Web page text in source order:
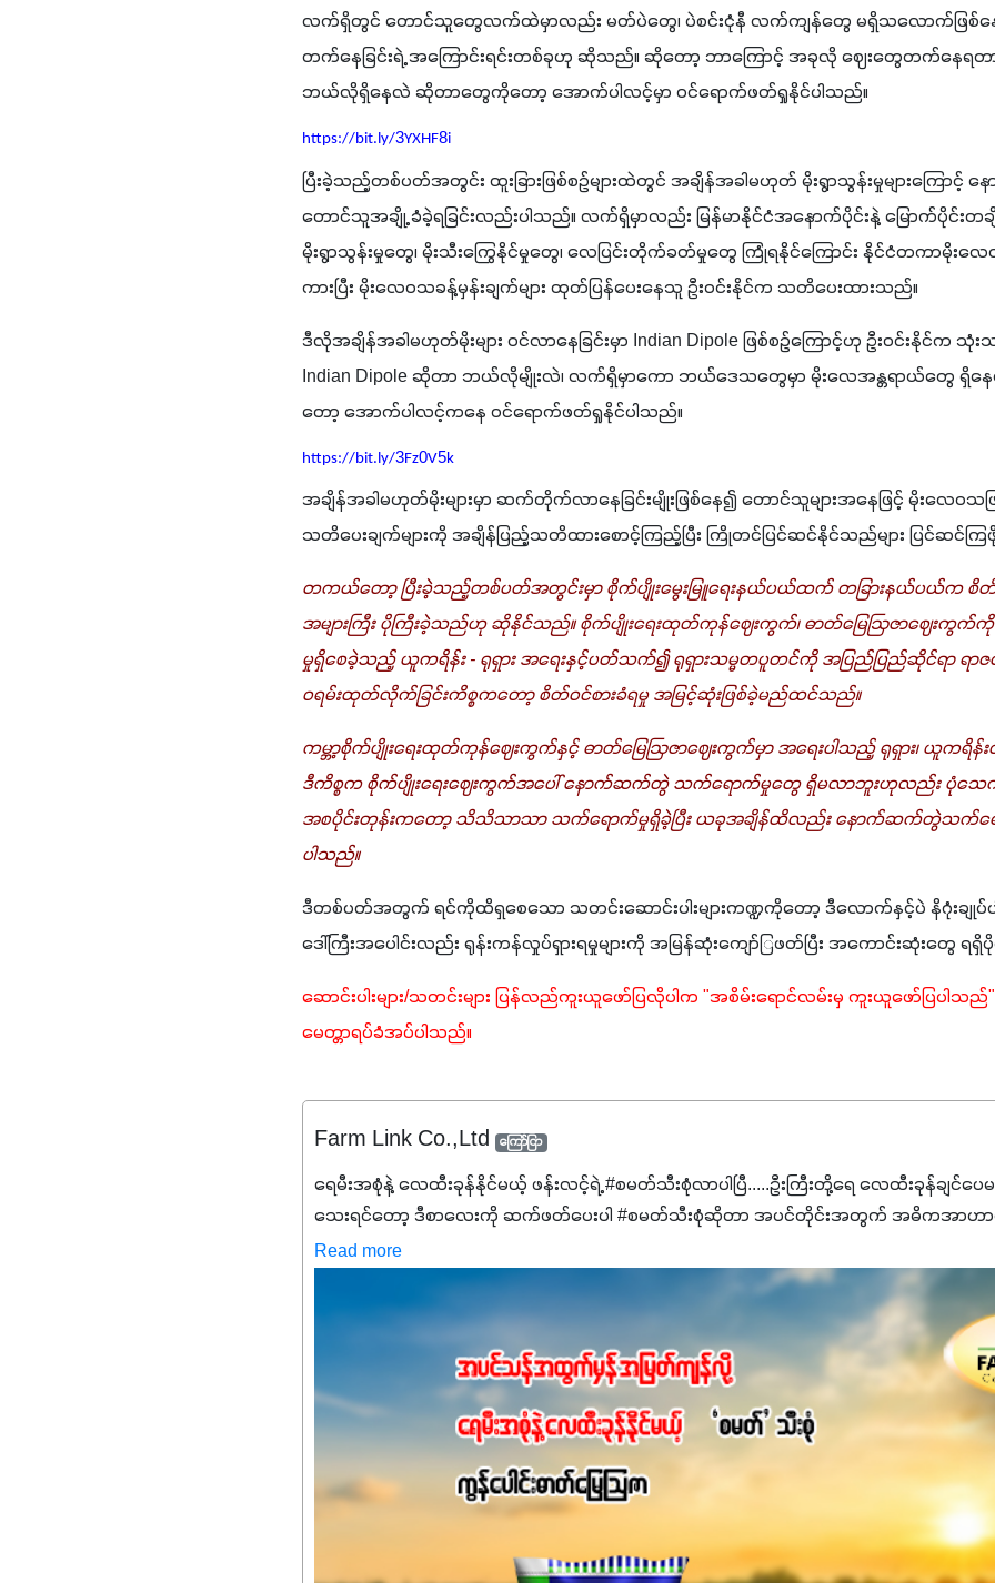
လက်ရှိတွင် တောင်သူတွေလက်ထဲမှာလည်း မတ်ပဲတွေ၊ ပဲစင်းငုံနီ လက်ကျန်တွေ မရှိသလောက်ဖြစ်
တက်နေခြင်းရဲ့ အကြောင်းရင်းတစ်ခုဟု ဆိုသည်။ ဆိုတော့ ဘာကြောင့် အခုလို ဈေးတွေတက်နေရ
ဘယ်လိုရှိနေလဲ ဆိုတာတွေကိုတော့ အောက်ပါလင့်မှာ ဝင်ရောက်ဖတ်ရှုနိုင်ပါသည်။
https://bit.ly/3YXHF8i
ပြီးခဲ့သည့်တစ်ပတ်အတွင်း ထူးခြားဖြစ်စဉ်များထဲတွင် အချိန်အခါမဟုတ် မိုးရွာသွန်းမှုများကြောင့်
တောင်သူအချို့ ခံခဲ့ရခြင်းလည်းပါသည်။ လက်ရှိမှာလည်း မြန်မာနိုင်ငံအနောက်ပိုင်းနဲ့ မြောက်ပိုင်းတ
မိုးရွာသွန်းမှုတွေ၊ မိုးသီးကြွေနိုင်မှုတွေ၊ လေပြင်းတိုက်ခတ်မှုတွေ ကြုံရနိုင်ကြောင်း နိုင်ငံတကာမိုးလ
ကားပြီး မိုးလေဝသခန့်မှန်းချက်များ ထုတ်ပြန်ပေးနေသူ ဦးဝင်းနိုင်က သတိပေးထားသည်။
ဒီလိုအချိန်အခါမဟုတ်မိုးများ ဝင်လာနေခြင်းမှာ Indian Dipole ဖြစ်စဉ်ကြောင့်ဟု ဦးဝင်းနိုင်က
Indian Dipole ဆိုတာ ဘယ်လိုမျိုးလဲ၊ လက်ရှိမှာကော ဘယ်ဒေသတွေမှာ မိုးလေအန္တရာယ်တွေ ရှိ
တော့ အောက်ပါလင့်ကနေ ဝင်ရောက်ဖတ်ရှုနိုင်ပါသည်။
https://bit.ly/3Fz0V5k
အချိန်အခါမဟုတ်မိုးများမှာ ဆက်တိုက်လာနေခြင်းမျိုးဖြစ်နေ၍ တောင်သူများအနေဖြင့် မိုးလေဝသ
သတိပေးချက်များကို အချိန်ပြည့်သတိထားစောင့်ကြည့်ပြီး ကြိုတင်ပြင်ဆင်နိုင်သည်များ ပြင်ဆင်
တကယ်တော့ ပြီးခဲ့သည့်တစ်ပတ်အတွင်းမှာ စိုက်ပျိုးမွေးမြူရေးနယ်ပယ်ထက် တခြားနယ်ပယ်က စိတ်
အများကြီး ပိုကြီးခဲ့သည်ဟု ဆိုနိုင်သည်။ စိုက်ပျိုးရေးထုတ်ကုန်ဈေးကွက်၊ ဓာတ်မြေဩဇာဈေး
မှုရှိစေခဲ့သည့် ယူကရိန်း - ရုရှား အရေးနှင့်ပတ်သက်၍ ရုရှားသမ္မတပူတင်ကို အပြည်ပြည်ဆိုင်ရာ ရာဇ
ဝရမ်းထုတ်လိုက်ခြင်းကိစ္စကတော့ စိတ်ဝင်စားခံရမှု အမြင့်ဆုံးဖြစ်ခဲ့မည်ထင်သည်။
ကမ္ဘာ့စိုက်ပျိုးရေးထုတ်ကုန်ဈေးကွက်နှင့် ဓာတ်မြေဩဇာဈေးကွက်မှာ အရေးပါသည့် ရုရှား၊ ယူကရိန်း
ဒီကိစ္စက စိုက်ပျိုးရေးဈေးကွက်အပေါ် နောက်ဆက်တွဲ သက်ရောက်မှုတွေ ရှိမလာဘူးဟုလည်း ပုံသေကာ
အစပိုင်းတုန်းကတော့ သိသိသာသာ သက်ရောက်မှုရှိခဲ့ပြီး ယခုအချိန်ထိလည်း နောက်ဆက်တွဲသက်ရ
ပါသည်။
ဒီတစ်ပတ်အတွက် ရင်ကိုထိရှစေသော သတင်းဆောင်းပါးများကဏ္ဍကိုတော့ ဒီလောက်နှင့်ပဲ နိဂုံးချုပ်ပ
ဒေါ်ကြီးအပေါင်းလည်း ရုန်းကန်လှုပ်ရှားရမှုများကို အမြန်ဆုံးကျော်ြဖတ်ပြီး အကောင်းဆုံးတွေ ရရှိ
ဆောင်းပါးများ/သတင်းများ ပြန်လည်ကူးယူဖော်ပြလိုပါက "အစိမ်းရောင်လမ်းမှ ကူးယူဖော်ပြပါသ
မေတ္တာရပ်ခံအပ်ပါသည်။
Farm Link Co.,Ltd ကြော်ငြာ
ရေမီးအစုံနဲ့ လေထီးခုန်နိုင်မယ့် ဖန်းလင့်ရဲ့ #စမတ်သီးစုံလာပါပြီ.....ဦးကြီးတို့ရေ ‌လေထီးခုန်ချင်
သေးရင်တော့ ဒီစာလေးကို ဆက်ဖတ်‌ပေးပါ #စမတ်သီးစုံဆိုတာ အပင်တိုင်းအတွက် အဓိကအာဟာရ
မစ်အက်စစ်တို့ အချိုးကျ ပေါင်းစပ်ထားတဲ့ ကွန်ပေါင်းဓာတ်မြေဩဇာဖြစ်ပါတယ်။ အဓိကအကျိုးက
နိုက်ထရိုဂျင် 19%ပါဝင်တဲ့အတွက် ကလိုရိုဖီးလ်ဖွဲ့စည်းမှုကို အားပေးကာ သီးနှံပင်များ၏အရွက်များစိ
ချက်လုပ်မှုအားကောင်းစေပါတယ်။ အပင်၏ပင်ပိုင်းကြီးထွားမှုကို တိုးမြင့်စေကာ အပင်သန်၍ အကြီး
သင့်တော်တဲ့ Phosphorus 7%ပါဝင်မှုကြောင့် အပင်ရဲ့ အမြစ်ဖွဲ့စည်းတည်ဆောက်မှုကို ပို၍သန်မာလ
တယ်။ ဒါ့အပြင် ပန်းပွင့်ခြင်း၊အသီးသီးခြင်း၊အစေ့တည်ခြင်းလုပ်ငန်းစဉ်များကိုလည်း အားပေး
Potassium 8%က အပင်ရဲ့ ရောဂါဒဏ်၊ရာသီဥတုဒဏ်ခံနိုင်ရည်ရှိမှုကို မြင့်တက်စေပြီး အသီးအရ
အရသာ ပိုမိုကောင်းမွန်စေဖို့အတွက် လိုအပ်တဲ့အာဟာရဓာတ်ဖြစ်ပါတယ်။ ဟူးမစ်အက်စစ်ပါဝင်ပ
အာဟာရဓာတ်စုပ်ယူမှုကောင်းမွန်လာခြင်း၊မြေဆီလွှာဖွဲ့စည်းပုံနှင့်ရေထိန်းနိုင်စွမ်းအားကောင်းလာခြ
အကျိုးကျေးဇူးများစွာကိုရရှိစေမှာဖြစ်ပါတယ်။ စပါးအပါအဝင် နှံစားသီးနှံများ၊ပဲအမျိုးမျိုး၊ဟင်း
အားလုံးမှာ အသုံးပြုနိုင်တယ်ဆိုတော့ တစ်မျိုးတည်းနဲ့ အားလုံးပါဖက်(perfect)မယ့် စမတ်သီးစုံနော် အ
မလို့ အတွေးမများဘဲ သီးနှံတိုင်းကြီးထွားအောင် ဖန်းလင့်ရဲ့ #စမတ်သီးစုံကို သုံးကြပါစို့....
Read more